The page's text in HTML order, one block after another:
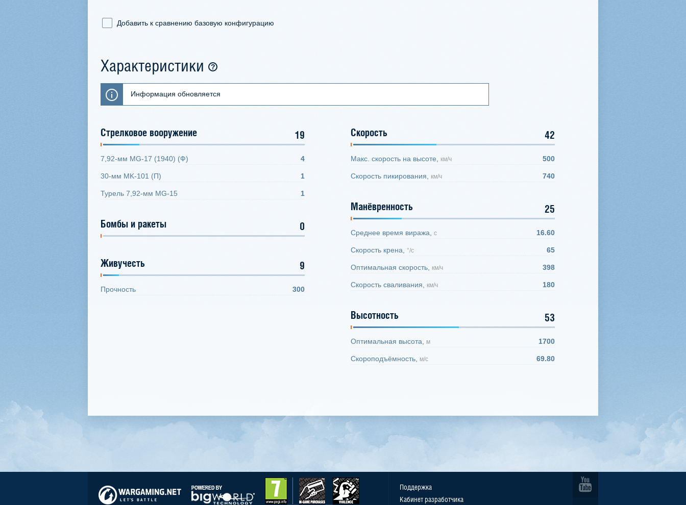
Добавить к сравнению базовую конфигурацию
Характеристики
Информация обновляется
Стрелковое вооружение 19
7,92-мм MG-17 (1940) (Ф) 4
30-мм MK-101 (П) 1
Турель 7,92-мм MG-15 1
Бомбы и ракеты 0
Живучесть 9
Прочность 300
Скорость 42
Макс. скорость на высоте, км/ч 500
Скорость пикирования, км/ч 740
Манёвренность 25
Среднее время виража, с 16.60
Скорость крена, °/с 65
Оптимальная скорость, км/ч 398
Скорость сваливания, км/ч 180
Высотность 53
Оптимальная высота, м 1700
Скороподъёмность, м/с 69.80
Поддержка
Кабинет разработчика